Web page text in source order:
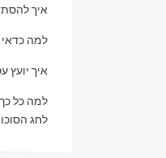
איך
למה כדאי
איך יועץ
למה כל
לחג